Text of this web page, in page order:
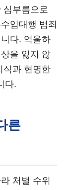
심부름으로
입대행 범죄
다. 억울하
을 잃지 않
식과 현명한
다.
른
처벌 수위